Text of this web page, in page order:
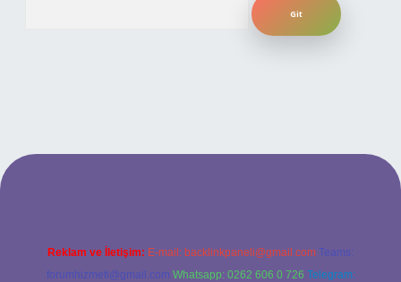
giriş adresi
Reklam ve İletişim: E-mail: backlinkpaneli@gmail.com Teams:
forumhizmeti@gmail.com Whatsapp: 0262 606 0 726 Telegram: